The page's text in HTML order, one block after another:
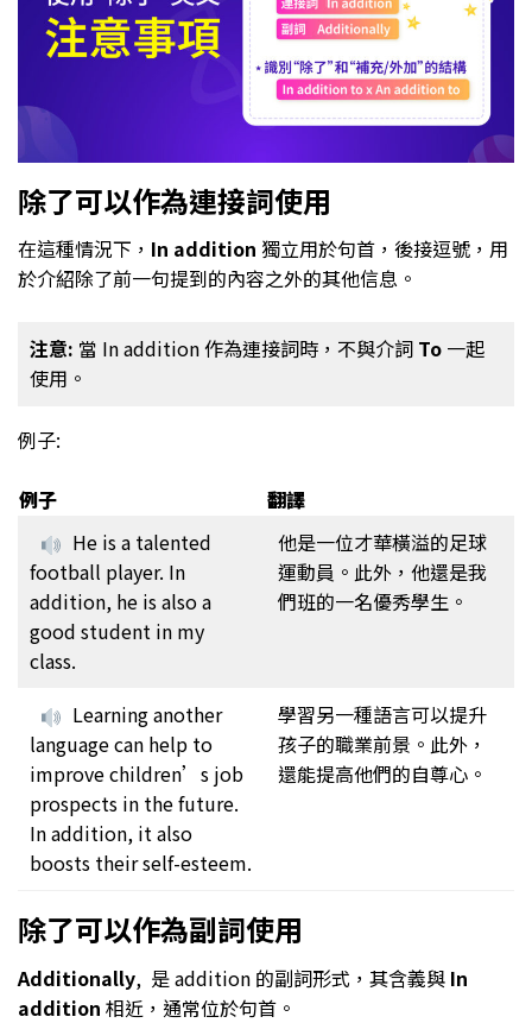
除了可以作為連接詞使用
在這種情況下， In addition 獨立用於句首，後接逗號，用
於介紹除了前一句提到的內容之外的其他信息。
注意: 當 In addition 作為連接詞時，不與介詞 To 一起
使用。
例子:
例子
翻譯
He is a talented
football player. In
addition, he is also a
good student in my
class.
他是一位才華橫溢的足球
運動員。此外，他還是我
們班的一名優秀學生。
Learning another
language can help to
improve children’s job
prospects in the future.
In addition, it also
boosts their self-esteem.
學習另一種語言可以提升
孩子的職業前景。此外，
還能提高他們的自尊心。
除了可以作為副詞使用
Additionally, 是 addition 的副詞形式，其含義與 In
addition 相近，通常位於句首。